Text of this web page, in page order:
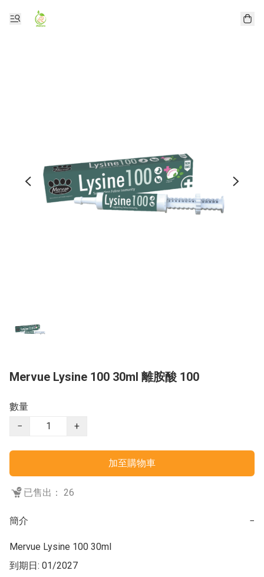
Mervue Lysine 100 30ml 離胺酸 100
數量
−
+
加至購物車
已售出： 26
簡介 −
Mervue Lysine 100 30ml
到期日: 01/2027